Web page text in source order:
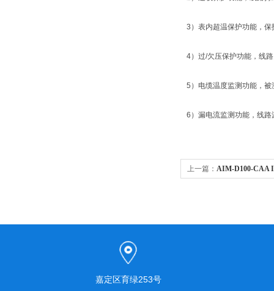
3）表内超温保护功能，
4）过/欠压保护功能，线
5）电缆温度监测功能，
6）漏电流监测功能，线
上一篇： AIM-D100-CAA
嘉定区育绿253号